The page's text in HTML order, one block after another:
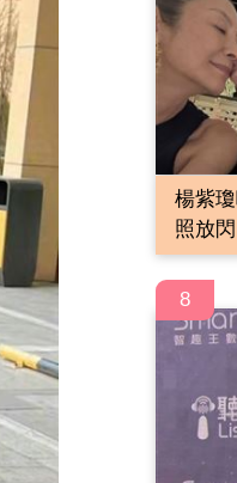
楊紫
照放閃
8